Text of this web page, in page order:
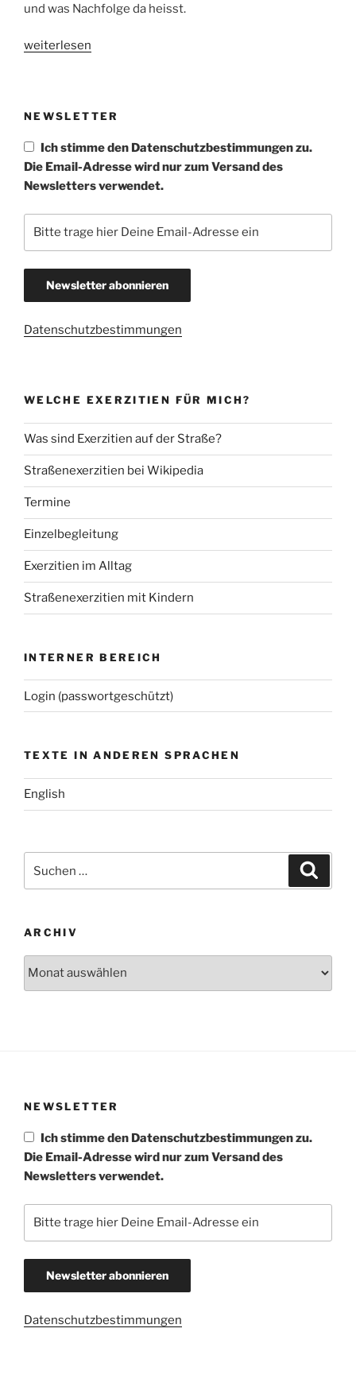
und was Nachfolge da heisst.
„Auf
Angeles“
weiterlesen
NEWSLETTER
Ich stimme den Datenschutzbestimmungen zu.
Die Email-Adresse wird nur zum Versand des
Newsletters verwendet.
Datenschutzbestimmungen
WELCHE EXERZITIEN FÜR MICH?
Was sind Exerzitien auf der Straße?
Straßenexerzitien bei Wikipedia
Termine
Einzelbegleitung
Exerzitien im Alltag
Straßenexerzitien mit Kindern
INTERNER BEREICH
Login (passwortgeschützt)
TEXTE IN ANDEREN SPRACHEN
English
nach:
ARCHIV
NEWSLETTER
Ich stimme den Datenschutzbestimmungen zu.
Die Email-Adresse wird nur zum Versand des
Newsletters verwendet.
Datenschutzbestimmungen